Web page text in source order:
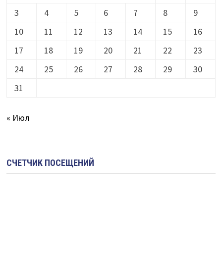
3
4 5 6 7 8
9
10
11 12 13 14 15
16
17
18 19 20 21 22
23
24
25 26 27 28 29
30
31
« Июл
СЧЕТЧИК ПОСЕЩЕНИЙ